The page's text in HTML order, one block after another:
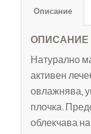
Описание
ОПИСАНИЕ
Натурално
активен
овлажнява,
плочка.
облекчава